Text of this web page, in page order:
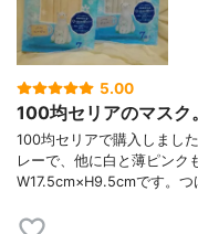
5.00
100均セリアのマスク。
100均セリアで購入しまし
レーで、他に白と薄ピンク
W17.5cm×H9.5cmです。